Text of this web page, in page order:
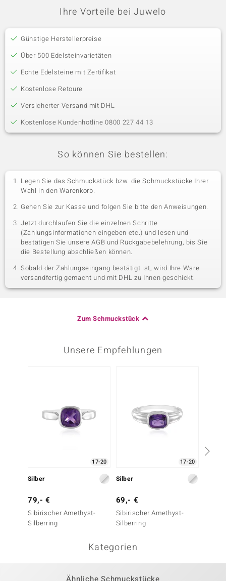
Ihre Vorteile bei Juwelo
Günstige Herstellerpreise
Über 500 Edelsteinvarietäten
Echte Edelsteine mit Zertifikat
Kostenlose Retoure
Versicherter Versand mit DHL
Kostenlose Kundenhotline 0800 227 44 13
So können Sie bestellen:
Legen Sie das Schmuckstück bzw. die Schmuckstücke Ihrer
Wahl in den Warenkorb.
Gehen Sie zur Kasse und folgen Sie bitte den Anweisungen.
Jetzt durchlaufen Sie die einzelnen Schritte
(Zahlungsinformationen eingeben etc.) und lesen und
bestätigen Sie unsere AGB und Rückgabebelehrung, bis Sie
die Bestellung abschließen können.
Sobald der Zahlungseingang bestätigt ist, wird Ihre Ware
versandfertig gemacht und mit DHL zu Ihnen geschickt.
Zum Schmuckstück
Unsere Empfehlungen
17-20
Silber
79,- €
Sibirischer Amethyst-
Silberring
17-20
Silber
69,- €
Sibirischer Amethyst-
Silberring
Kategorien